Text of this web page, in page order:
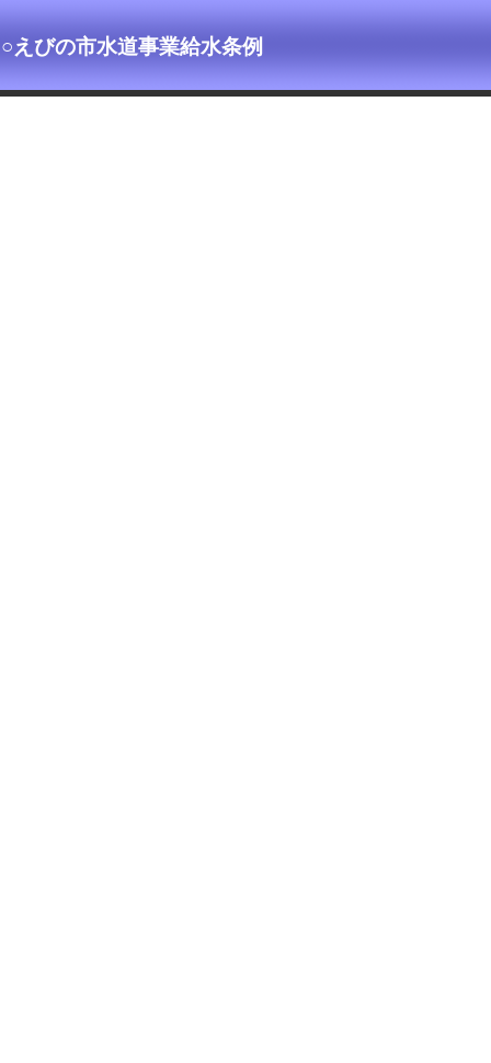
○えびの市水道事業給水条例